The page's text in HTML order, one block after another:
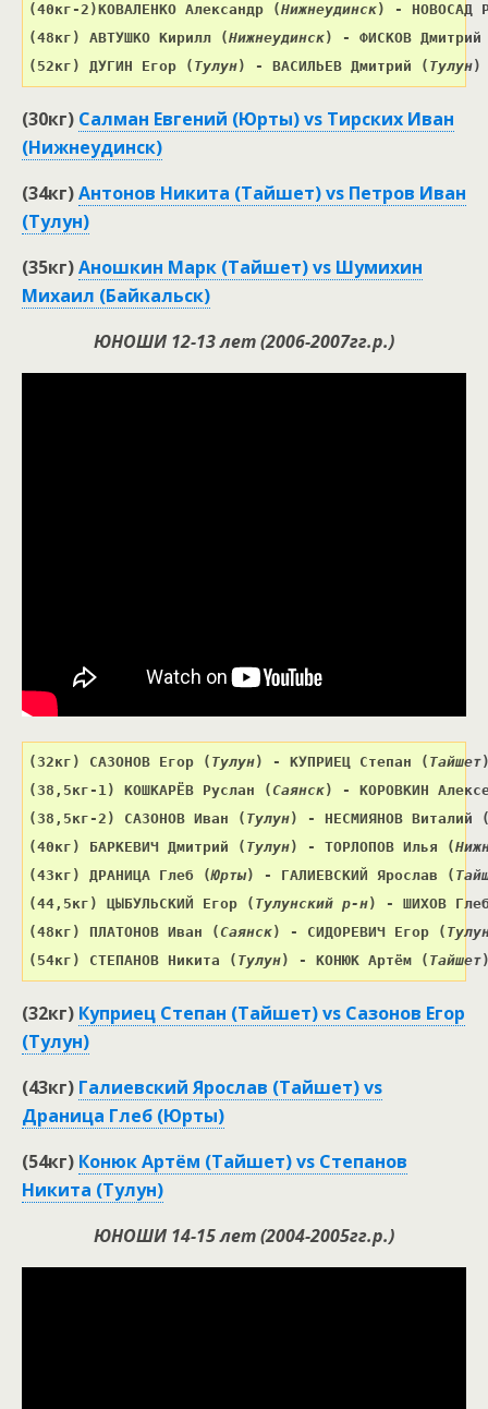
(40кг-2)КОВАЛЕНКО Александр (Нижнеудинск)
- НОВОСАД
(48кг) АВТУШКО Кирилл (Нижнеудинск)
- ФИСКОВ
(52кг) ДУГИН Егор ( Тулун) - ВАСИЛЬЕВ Дмитрий ( Тулун)
(30кг) Салман Евгений (Юрты) vs Тирских Иван
(Нижнеудинск)
(34кг)Антонов Никита (Тайшет) vs Петров Иван
(Тулун)
(35кг)Аношкин Марк (Тайшет) vs Шумихин
Михаил (Байкальск)
ЮНОШИ 12-13 лет (2006-2007гг.р.)
(32кг) САЗОНОВ Егор ( Тулун) - КУПРИЕЦ Степан ( Тайшет
(38,5кг-1) КОШКАРЁВ Руслан (Саянск)
- КОРОВКИН
(38,5кг-2) САЗОНОВ Иван ( Тулун) - НЕСМИЯНОВ Виталий
(40кг) БАРКЕВИЧ Дмитрий ( Тулун) - ТОРЛОПОВ Илья (
(43кг) ДРАНИЦА Глеб (Юрты) - ГАЛИЕВСКИЙ Ярослав (
(44,5кг) ЦЫБУЛЬСКИЙ Егор ( Тулунский р-н)
- ШИХОВ
(48кг) ПЛАТОНОВ Иван (Саянск) - СИДОРЕВИЧ Егор (
(54кг) СТЕПАНОВ Никита ( Тулун) - КОНЮК Артём ( Тайшет
(32кг) Куприец Степан (Тайшет) vs Сазонов Егор
(Тулун)
(43кг) Галиевский Ярослав (Тайшет) vs
Драница Глеб (Юрты)
(54кг) Конюк Артём (Тайшет) vs Степанов
Никита (Тулун)
ЮНОШИ 14-15 лет (2004-2005гг.р.)